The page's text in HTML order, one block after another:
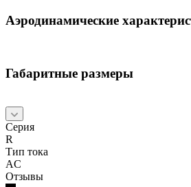
Аэродинамические
Габаритные размеры
Серия
R
Тип тока
AC
Отзывы